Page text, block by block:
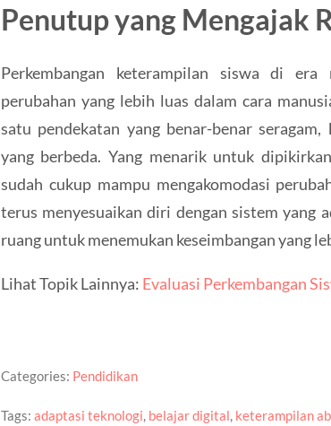
Penutup yang Mengajak
Perkembangan keterampilan siswa di era
perubahan yang lebih luas dalam cara
satu pendekatan yang benar-benar
yang berbeda. Yang menarik untuk
sudah cukup mampu mengakomodasi
terus menyesuaikan diri dengan sistem yang
ruang untuk menemukan keseimbangan yang
Lihat Topik Lainnya: Evaluasi Perkembangan
Categories: Pendidikan
Tags: adaptasi teknologi, belajar digital, keterampilan